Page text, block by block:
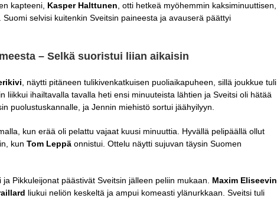
kapteeni, Kasper Halttunen , otti hetkeä myöhemmin kaksiminuuttisen,
selvisi kuitenkin Sveitsin paineesta ja avauserä päättyi
– Selkä suoristui liian aikaisin
, näytti pitäneen tulikivenkatkuisen puoliaikapuheen, sillä joukkue tuli
liikkui ihailtavalla tavalla heti ensi minuuteista lähtien ja Sveitsi oli hätää
puolustuskannalle, ja Jennin miehistö sortui jäähyilyyn.
kun erää oli pelattu vajaat kuusi minuuttia. Hyvällä pelipäällä ollut
kun Tom Leppä onnistui. Ottelu näytti sujuvan täysin Suomen
Pikkuleijonat päästivät Sveitsin jälleen peliin mukaan. Maxim Eliseevin
liukui neliön keskeltä ja ampui komeasti ylänurkkaan. Sveitsi tuli